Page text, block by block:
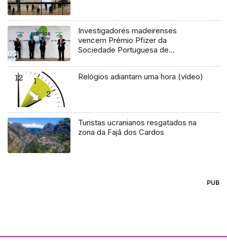
Investigadores madeirenses
vencem Prémio Pfizer da
Sociedade Portuguesa de
Relógios adiantam uma hora (vídeo)
Turistas ucranianos resgatados na
zona da Fajã dos Cardos
PUB